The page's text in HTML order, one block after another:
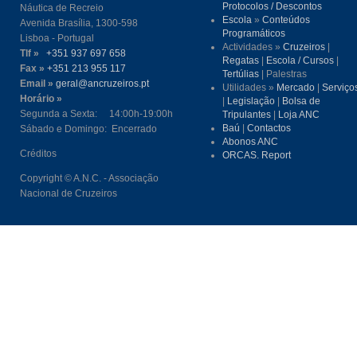
Náutica de Recreio
Avenida Brasília, 1300-598
Lisboa - Portugal
Tlf »
+351 937 697 658
Fax » +351 213 955 117
Email » geral@ancruzeiros.pt
Horário »
Segunda a Sexta: 14:00h-19:00h
Sábado e Domingo: Encerrado
Créditos
Copyright © A.N.C. - Associação
Nacional de Cruzeiros
Protocolos / Descontos
Escola »Conteúdos
Programáticos
Actividades »Cruzeiros
Regatas
Escola / Cursos
Tertúlias | Palestras
Utilidades » Mercado |
Legislação
Bolsa de
Tripulantes
Loja ANC
Baú |Contactos
Abonos ANC
ORCAS. Report